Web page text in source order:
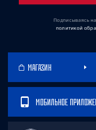
Подписываясь
политикой
МАГАЗИН
МОБИЛЬНОЕ